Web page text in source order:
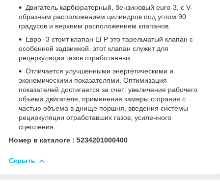
Двигатель карбюраторный, бензиновый euro-3, с V-
образным расположением цилиндров под углом 90
градусов и верхним расположением клапанов.
Евро -3 стоит клапан ЕГР это тарельчатый клапан с
особенной задвижкой. этот клапан служит для
рецеркуляции газов отработанных.
Отличается улучшенными энергетическими и
экономическими показателями. Оптимизация
показателей достигается за счет: увеличения рабочего
объема двигателя, применения камеры сгорания с
частью объема в днище поршня, введения системы
рециркуляции отработавших газов, усиленного
сцепления.
Номер в каталоге : 5234201000400
Скрыть